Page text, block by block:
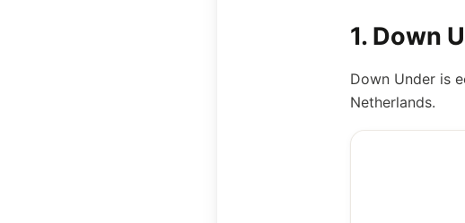
1. Down
Down Under is
Netherlands.